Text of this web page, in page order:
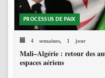
PROCESSUS DE PAIX
4 semaines, 1 jour
Mali–Algérie : retour des
espaces aériens